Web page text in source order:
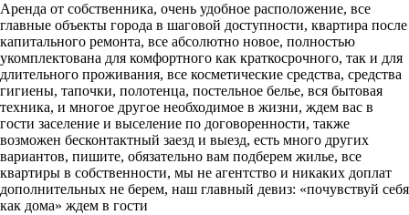
Аренда от собственника, очень удобное расположение, все
главные объекты города в шаговой доступности, квартира после
капитального ремонта, все абсолютно новое, полностью
укомплектована для комфортного как краткосрочного, так и для
длительного проживания, все косметические средства, средства
гигиены, тапочки, полотенца, постельное белье, вся бытовая
техника, и многое другое необходимое в жизни, ждем вас в
гости заселение и выселение по договоренности, также
возможен бесконтактный заезд и выезд, есть много других
вариантов, пишите, обязательно вам подберем жилье, все
квартиры в собственности, мы не агентство и никаких доплат
дополнительных не берем, наш главный девиз: «почувствуй себя
как дома» ждем в гости